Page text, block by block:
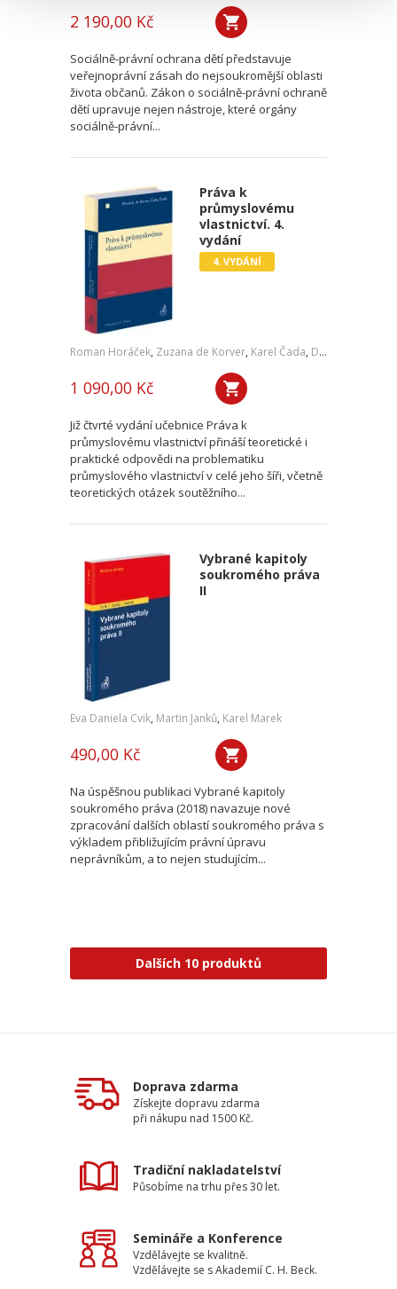
2 190,00 Kč
Sociálně-právní ochrana dětí představuje
veřejnoprávní zásah do nejsoukromější oblasti
života občanů. Zákon o sociálně-právní ochraně
dětí upravuje nejen nástroje, které orgány
sociálně-právní...
Práva k
průmyslovému
vlastnictví. 4.
vydání
4. VYDÁNÍ
Roman Horáček, Zuzana de Korver, Karel Čada, Daniel Patěk
1 090,00 Kč
Již čtvrté vydání učebnice Práva k
průmyslovému vlastnictví přináší teoretické i
praktické odpovědi na problematiku
průmyslového vlastnictví v celé jeho šíři, včetně
teoretických otázek soutěžního...
Vybrané kapitoly
soukromého práva
II
Eva Daniela Cvik, Martin Janků, Karel Marek
490,00 Kč
Na úspěšnou publikaci Vybrané kapitoly
soukromého práva (2018) navazuje nové
zpracování dalších oblastí soukromého práva s
výkladem přibližujícím právní úpravu
neprávníkům, a to nejen studujícím...
Dalších 10 produktů
Doprava zdarma
Získejte dopravu zdarma
při nákupu nad 1500 Kč.
Tradiční nakladatelství
Působíme na trhu přes 30 let.
Semináře a Konference
Vzdělávejte se kvalitně.
Vzdělávejte se s Akademií C. H. Beck.